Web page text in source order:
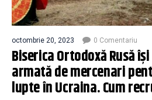
octombrie 20, 2023 0 Comentariu
Biserica Ortodoxă Rusă
armată de mercenari
lupte în Ucraina. Cum